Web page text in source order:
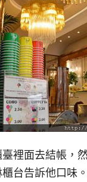
裡面去結帳，
台告訴他口味。